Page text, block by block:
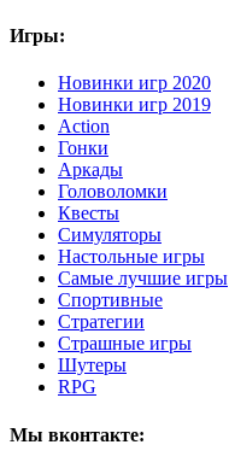
Игры:
Новинки игр 2020
Новинки игр 2019
Action
Гонки
Аркады
Головоломки
Квесты
Симуляторы
Настольные игры
Самые лучшие игры
Спортивные
Стратегии
Страшные игры
Шутеры
RPG
Мы вконтакте: